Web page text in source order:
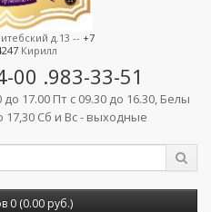
д.13 -- +7
Кирилл
00 .983-33-51
17.00 Пт с 09.30 до 16.30, Белы
17,30 Сб и Вс - выходные
0 (0.00 руб.)